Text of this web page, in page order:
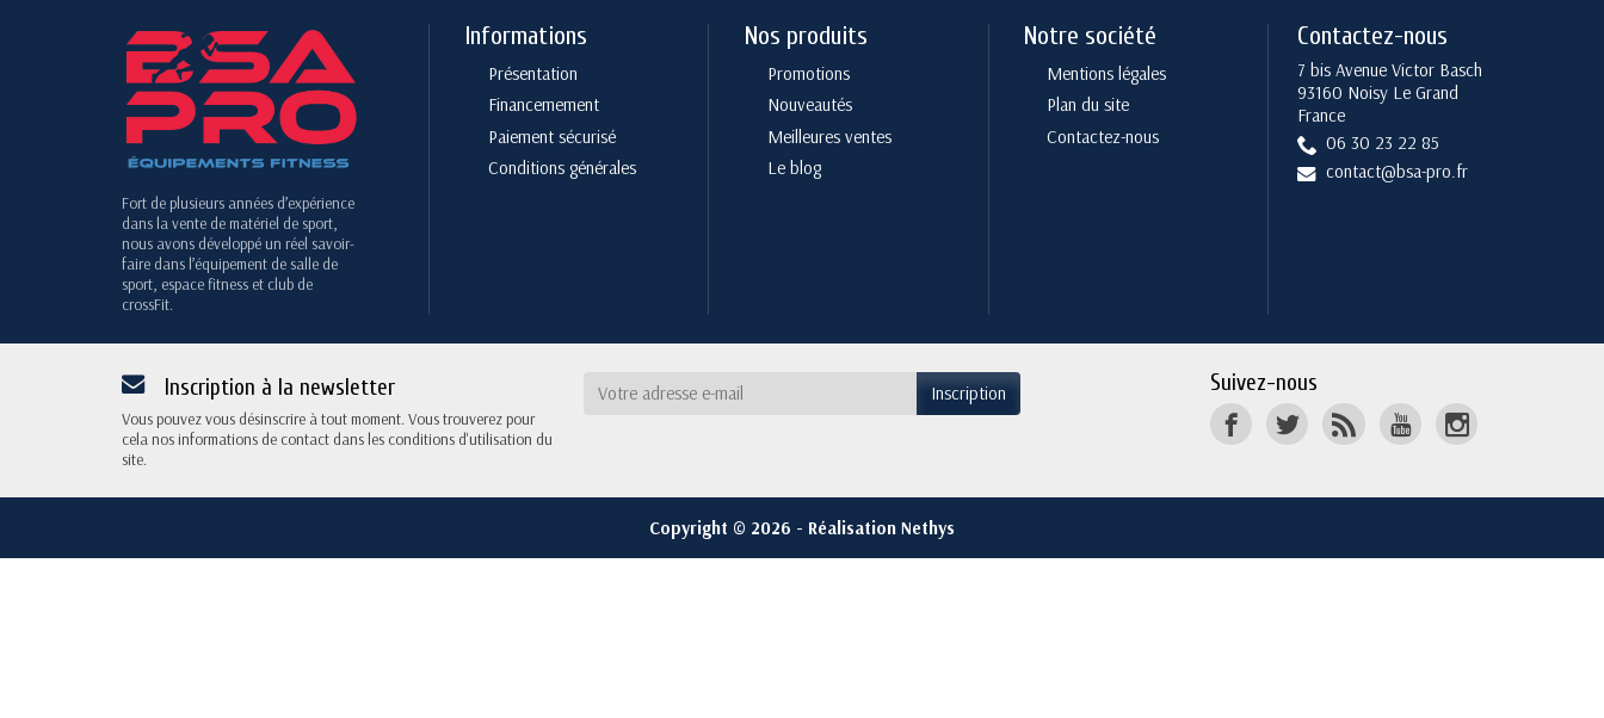
Fort de plusieurs années d’expérience
dans la vente de matériel de sport,
nous avons développé un réel savoir-
faire dans l’équipement de salle de
sport, espace fitness et club de
crossFit.
Informations
Présentation
Financemement
Paiement sécurisé
Conditions générales
Nos produits
Promotions
Nouveautés
Meilleures ventes
Le blog
Notre société
Mentions légales
Plan du site
Contactez-nous
Contactez-nous
7 bis Avenue Victor Basch
93160 Noisy Le Grand
France
06 30 23 22 85
contact@bsa-pro.fr
Inscription à la newsletter
Vous pouvez vous désinscrire à tout moment. Vous trouverez pour
cela nos informations de contact dans les conditions d'utilisation du
site.
Suivez-nous
Copyright © 2026 - Réalisation Nethys